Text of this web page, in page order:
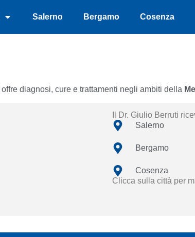
Salerno Bergamo Cosenza
offre diagnosi, cure e trattamenti negli ambiti della
Il Dr. Giulio Berruti
Salerno
Bergamo
Cosenza
Clicca sulla città per